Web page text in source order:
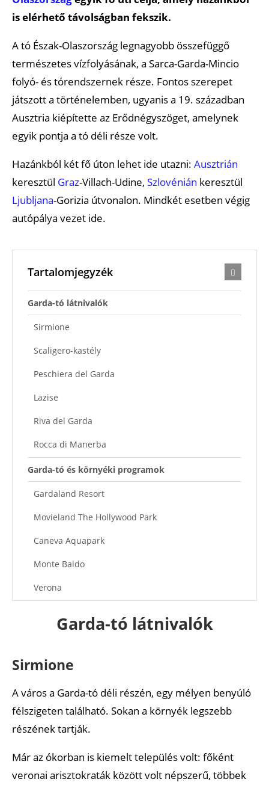
is elérhető távolságban fekszik.
A tó Észak-Olaszország legnagyobb összefüggő
természetes vízfolyásának, a Sarca-Garda-Mincio
folyó- és tórendszernek része. Fontos szerepet
játszott a történelemben, ugyanis a 19. században
Ausztria kiépítette az Erődnégyszöget, amelynek
egyik pontja a tó déli része volt.
Hazánkból két fő úton lehet ide utazni: Ausztrián
keresztül Graz-Villach-Udine, Szlovénián keresztül
Ljubljana-Gorizia útvonalon. Mindkét esetben végig
autópálya vezet ide.
Tartalomjegyzék
Garda-tó látnivalók
Sirmione
Scaligero-kastély
Peschiera del Garda
Lazise
Riva del Garda
Rocca di Manerba
Garda-tó és környéki programok
Gardaland Resort
Movieland The Hollywood Park
Caneva Aquapark
Monte Baldo
Verona
Garda-tó látnivalók
Sirmione
A város a Garda-tó déli részén, egy mélyen benyúló
félszigeten található. Sokan a környék legszebb
részének tartják.
Már az ókorban is kiemelt település volt: főként
veronai arisztokraták között volt népszerű, többek